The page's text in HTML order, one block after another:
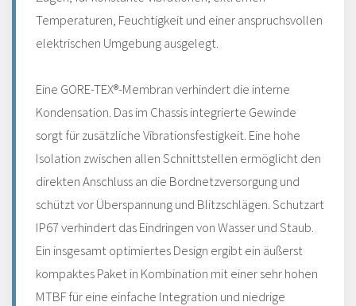
Temperaturen, Feuchtigkeit und einer anspruchsvollen
elektrischen Umgebung ausgelegt.
Eine GORE-TEX®-Membran verhindert die interne
Kondensation. Das im Chassis integrierte Gewinde
sorgt für zusätzliche Vibrationsfestigkeit. Eine hohe
Isolation zwischen allen Schnittstellen ermöglicht den
direkten Anschluss an die Bordnetzversorgung und
schützt vor Überspannung und Blitzschlägen. Schutzart
IP67 verhindert das Eindringen von Wasser und Staub.
Ein insgesamt optimiertes Design ergibt ein äußerst
kompaktes Paket in Kombination mit einer sehr hohen
MTBF für eine einfache Integration und niedrige